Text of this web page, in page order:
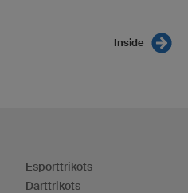
Inside
Esporttrikots
Darttrikots